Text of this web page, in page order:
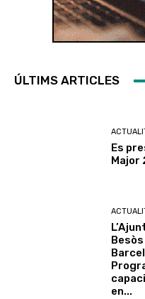
ÚLTIMS ARTICLES
Es
Major
en...